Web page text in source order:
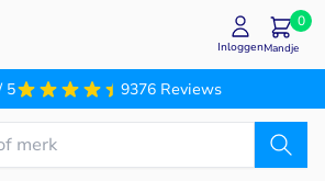
5 9376 Reviews
InloggenMandje
0